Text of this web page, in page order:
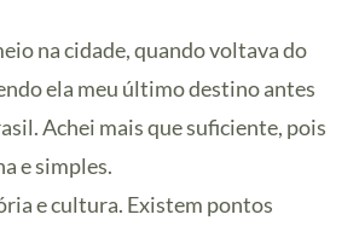
na cidade, quando voltava do
ela meu último destino antes
Achei mais que suficiente, pois
e simples.
e cultura. Existem pontos